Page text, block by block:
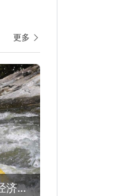
更多
一河清水 激流勇进 ——随州市夏日经济（消费）观察之一